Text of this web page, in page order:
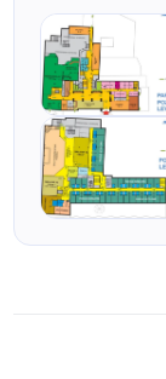
Poziom 0
Poziom 3